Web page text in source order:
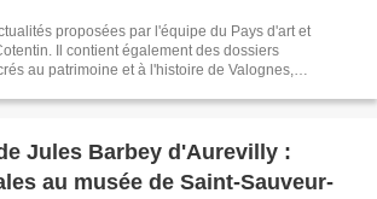
proposées par l'équipe du Pays d'art et
Il contient également des dossiers
au patrimoine et à l'histoire de Valognes,
Jules Barbey d'Aurevilly :
au musée de Saint-Sauveur-